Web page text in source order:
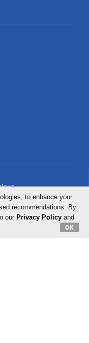
to enhance your
recommendations. By
our Privacy Policyand
OK